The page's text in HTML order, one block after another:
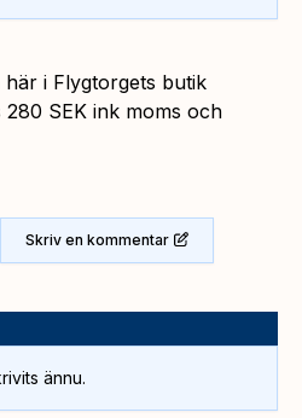
i Flygtorgets butik
SEK ink moms och
Skriv en kommentar
ännu.